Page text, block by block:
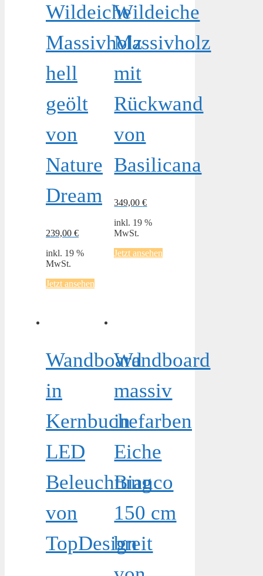
Wildeiche
Massivholz
hell
geölt
von
Nature
Dream
239,00 €
inkl. 19 %
MwSt.
Jetzt ansehen
Wildeiche
Massivholz
mit
Rückwand
von
Basilicana
349,00€
inkl. 19 %
MwSt.
Jetzt ansehen
Wandboard
in
Kernbuchefarben
LED
Beleuchtung
von
TopDesign
Wandboard
massiv
in
Eiche
Bianco
150 cm
breit